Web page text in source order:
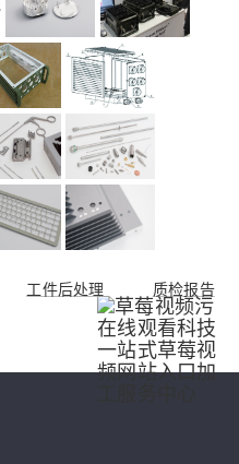
工件后处理 质检报告